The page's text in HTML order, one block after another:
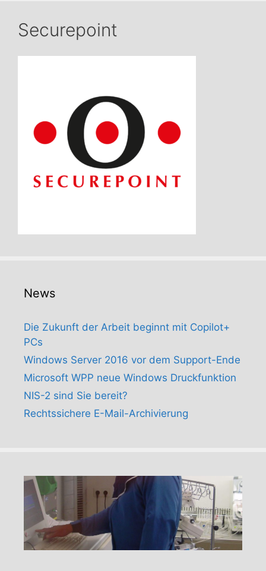
Securepoint
News
Die Zukunft der Arbeit beginnt mit Copilot+
PCs
Windows Server 2016 vor dem Support-Ende
Microsoft WPP neue Windows Druckfunktion
NIS-2 sind Sie bereit?
Rechtssichere E-Mail-Archivierung